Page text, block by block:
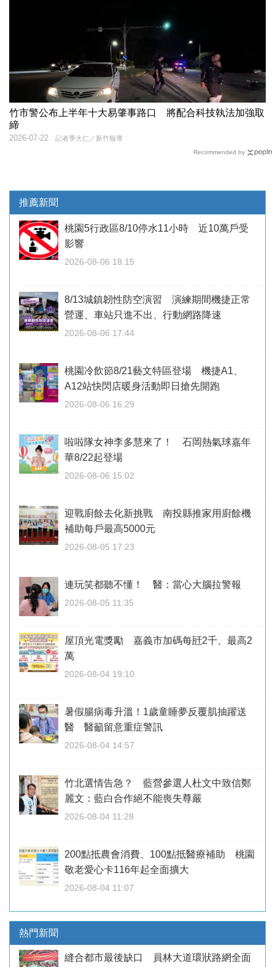
竹市警公布上半年十大易肇事路口 將配合科技執法加強取
締
記者季大仁／新竹報導
2026-07-22
Recommended by
推薦新聞
桃園5行政區8/10停水11小時 近10萬戶受
影響
2026-08-06 18:15
8/13城鎮韌性防空演習 演練期間機捷正常
營運、車站只進不出、行動網路降速
2026-08-06 17:44
桃園冷飲節8/21藝文特區登場 機捷A1、
A12站快閃店暖身活動即日搶先開跑
2026-08-06 16:29
啦啦隊女神李多慧來了！ 石岡熱氣球嘉年
華8/22起登場
2026-08-06 15:02
迎戰廚餘去化新挑戰 南投縣推家用廚餘機
補助每戶最高5000元
2026-08-05 17:23
連玩笑都聽不懂！ 醫：當心大腦拉警報
2026-08-05 11:35
屋頂光電獎勵 嘉義市加碼每瓩2千、最高2
萬
2026-08-04 19:10
暑假腸病毒升溫！1歲童睡夢反覆肌抽躍送
醫 醫籲留意重症警訊
2026-08-04 14:57
竹北選情告急？ 藍營參選人杜文中致信鄭
麗文：藍白合作絕不能喪失尊嚴
2026-08-04 11:28
200點抵農會消費、100點抵醫療補助 桃園
敬老愛心卡116年起全面擴大
2026-08-04 11:07
熱門新聞
縫合都市最後缺口 員林大道環狀路網全面